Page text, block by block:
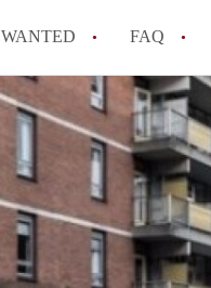
WANTED FAQ